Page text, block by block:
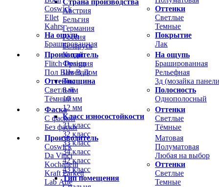
Coswick
Ellet
Kahrs
На ощупь
Брашированная
Оттенки
Светлые
Темные
Покрытие
Лак
Производитель
Flitch Design
Пол Вам В Дом
Оттенок
Светлый
Тёмный
На ощупь
Брашированная
Рельефная
3д (мозайка
Полосность
Однополосный
Фаска
С фаской
Без фаски
Оттенки
Светлые
Тёмные
Производитель
Coswick
Da Vinci
Kochanelli
Kraft Parkett
Lab Arte
Матовая
Полуматовая
Любая на выбор
Оттенки
Светлые
Темные
Страна производства
Австрия
Бельгия
Германия
Россия
Беларусь
Китай
Франция
Швеция
Толщина
8 мм
10 мм
12 мм
Класс износостойкости
31 класс
32 класс
33 класс
34 класс
42 класс
43 класс
Тип помещения